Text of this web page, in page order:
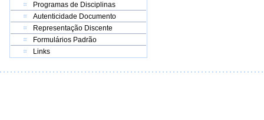
Programas de Disciplinas
Autenticidade Documento
Representação Discente
Formulários Padrão
Links